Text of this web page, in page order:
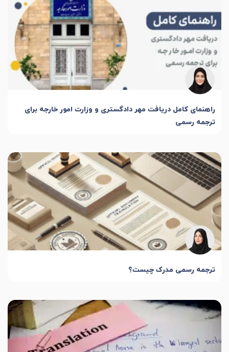
راهنمای کامل دریافت مهر دادگستری و وزارت امور خارجه برای
ترجمه رسمی
ترجمه رسمی مدرک چیست؟